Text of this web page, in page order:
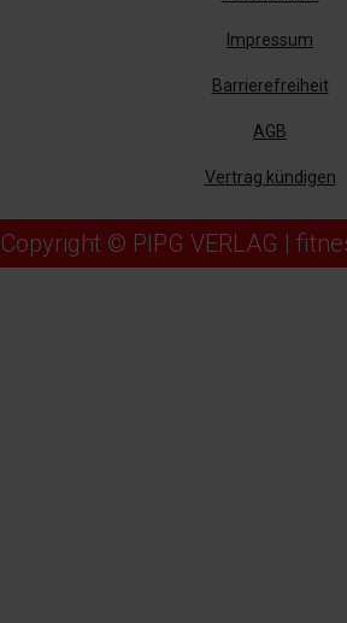
Impressum
Barrierefreiheit
AGB
Vertrag kündigen
Copyright © PIPG VERLAG |